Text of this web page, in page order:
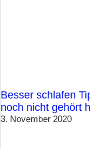
Besser schlafen
noch nicht gehört
3. November 2020